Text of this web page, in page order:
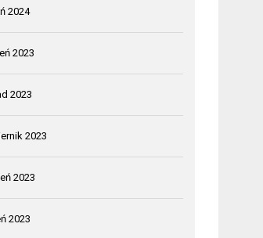
2024
2023
2023
2023
2023
2023